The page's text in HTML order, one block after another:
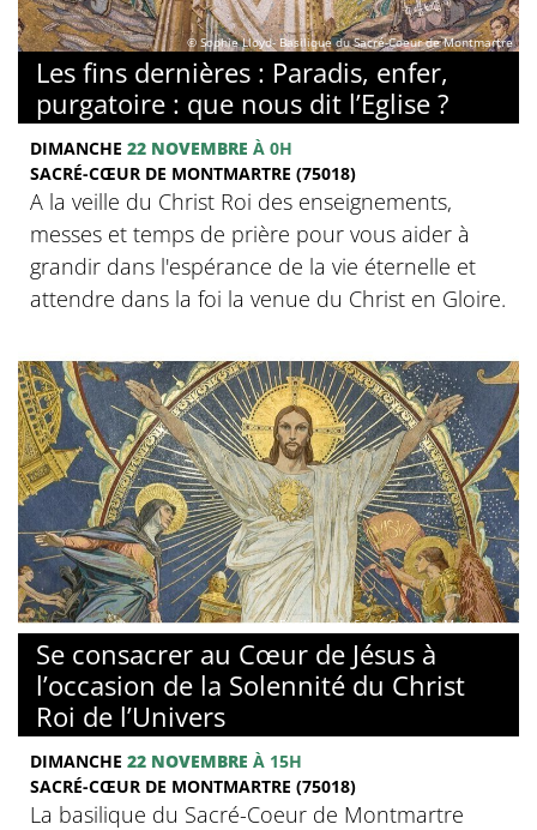
© Sophie Lloyd- Basilique du Sacré-Coeur de Montmartre
Les fins dernières : Paradis, enfer,
purgatoire : que nous dit l’Eglise ?
DIMANCHE 22 NOVEMBRE À 0H
SACRÉ-CŒUR DE MONTMARTRE (75018)
A la veille du Christ Roi des enseignements,
messes et temps de prière pour vous aider à
grandir dans l'espérance de la vie éternelle et
attendre dans la foi la venue du Christ en Gloire.
© Basilique du Sacré-Coeur de Montmartre
Se consacrer au Cœur de Jésus à
l’occasion de la Solennité du Christ
Roi de l’Univers
DIMANCHE 22 NOVEMBRE À 15H
SACRÉ-CŒUR DE MONTMARTRE (75018)
La basilique du Sacré-Coeur de Montmartre